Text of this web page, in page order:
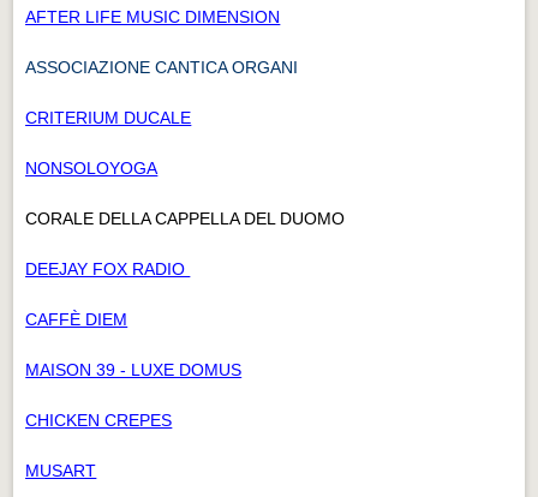
AFTER LIFE MUSIC DIMENSION
ASSOCIAZIONE CANTICA ORGANI
CRITERIUM DUCALE
NONSOLOYOGA
CORALE DELLA CAPPELLA DEL DUOMO
DEEJAY FOX RADIO
CAFFÈ DIEM
MAISON 39 - LUXE DOMUS
CHICKEN CREPES
MUSART